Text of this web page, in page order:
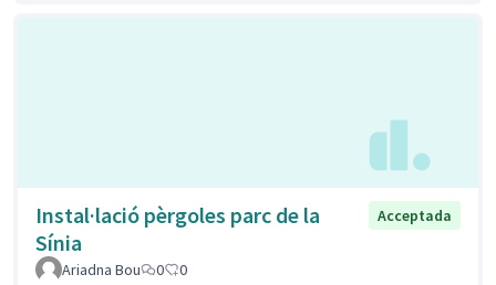
Instal·lació pèrgoles parc de la
Sínia
Acceptada
Ariadna Bou 0 0